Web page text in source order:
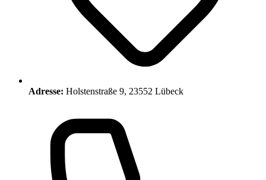
Adresse: Holstenstraße 9, 23552 Lübeck